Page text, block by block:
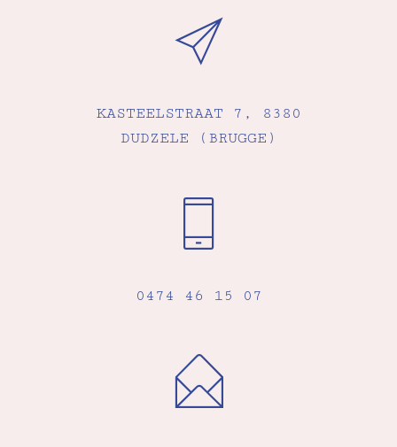
KASTEELSTRAAT 7, 8380
DUDZELE (BRUGGE)
0474 46 15 07